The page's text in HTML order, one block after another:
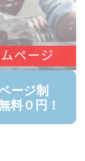
ージ制
料０円！